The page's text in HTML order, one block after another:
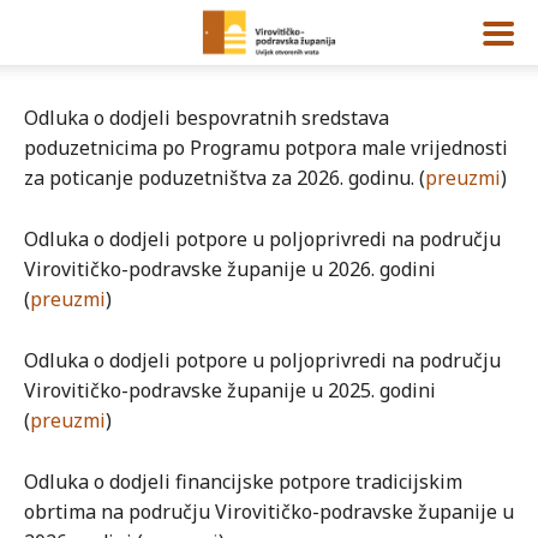
Odluka o dodjeli bespovratnih sredstava
poduzetnicima po Programu potpora male vrijednosti
za poticanje poduzetništva za 2026. godinu. (preuzmi)
Odluka o dodjeli potpore u poljoprivredi na području
Virovitičko-podravske županije u 2026. godini
(preuzmi)
Odluka o dodjeli potpore u poljoprivredi na području
Virovitičko-podravske županije u 2025. godini
(preuzmi)
Odluka o dodjeli financijske potpore tradicijskim
obrtima na području Virovitičko-podravske županije u